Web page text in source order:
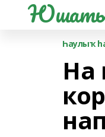
Һаулыҡ
На